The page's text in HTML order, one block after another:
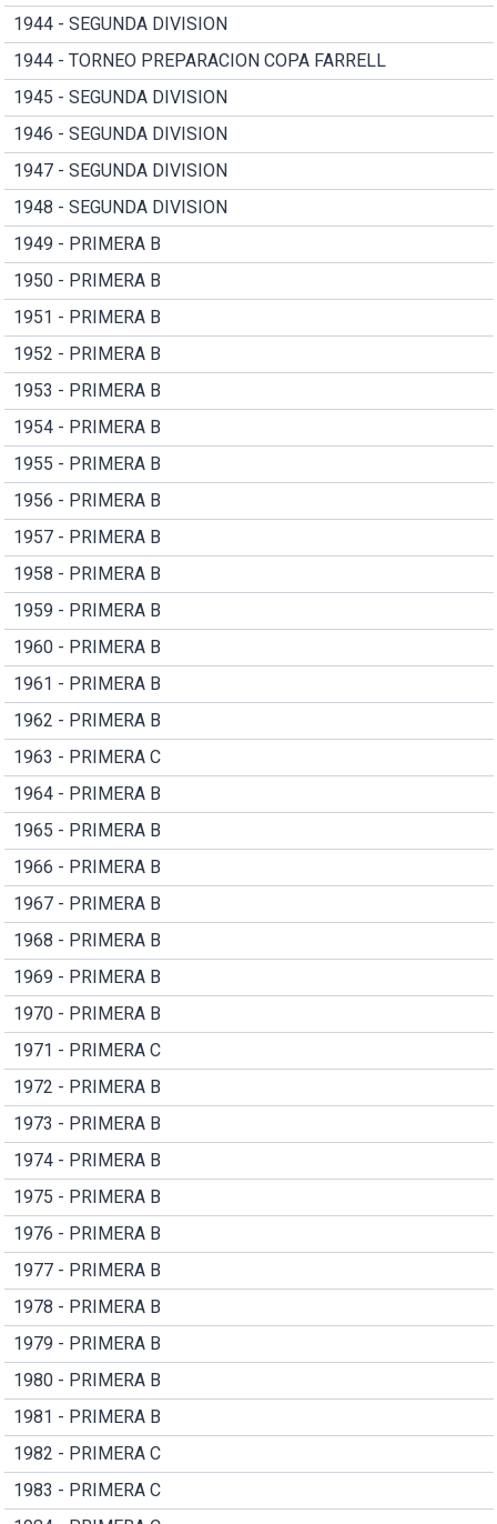
1944 - SEGUNDA DIVISION
1944 - TORNEO PREPARACION COPA FARRELL
1945 - SEGUNDA DIVISION
1946 - SEGUNDA DIVISION
1947 - SEGUNDA DIVISION
1948 - SEGUNDA DIVISION
1949 - PRIMERA B
1950 - PRIMERA B
1951 - PRIMERA B
1952 - PRIMERA B
1953 - PRIMERA B
1954 - PRIMERA B
1955 - PRIMERA B
1956 - PRIMERA B
1957 - PRIMERA B
1958 - PRIMERA B
1959 - PRIMERA B
1960 - PRIMERA B
1961 - PRIMERA B
1962 - PRIMERA B
1963 - PRIMERA C
1964 - PRIMERA B
1965 - PRIMERA B
1966 - PRIMERA B
1967 - PRIMERA B
1968 - PRIMERA B
1969 - PRIMERA B
1970 - PRIMERA B
1971 - PRIMERA C
1972 - PRIMERA B
1973 - PRIMERA B
1974 - PRIMERA B
1975 - PRIMERA B
1976 - PRIMERA B
1977 - PRIMERA B
1978 - PRIMERA B
1979 - PRIMERA B
1980 - PRIMERA B
1981 - PRIMERA B
1982 - PRIMERA C
1983 - PRIMERA C